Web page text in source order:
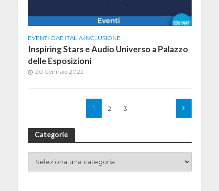
EVENTI•OAE ITALIA•INCLUSIONE
Inspiring Stars e Audio Universo a Palazzo
delle Esposizioni
20 Gennaio 2022
1 2 3
Categorie